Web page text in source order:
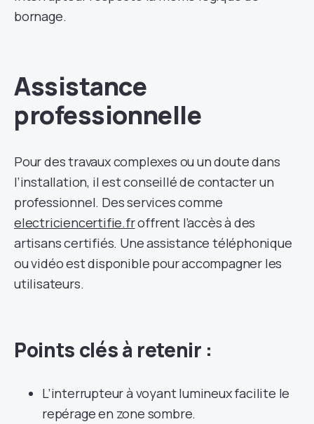
bornage.
Assistance
professionnelle
Pour des travaux complexes ou un doute dans
l’installation, il est conseillé de contacter un
professionnel. Des services comme
electriciencertifie.froffrent l’accès à des
artisans certifiés. Une assistance téléphonique
ou vidéo est disponible pour accompagner les
utilisateurs.
Points clés à retenir :
L’interrupteur à voyant lumineux facilite le
repérage en zone sombre.